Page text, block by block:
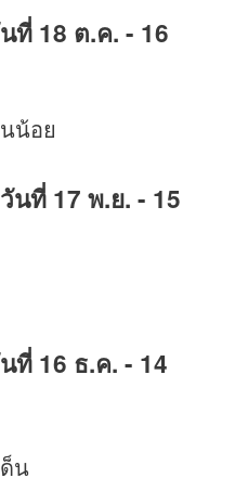
ที่ 18 ต.ค. - 16
น้อย
นที่ 17 พ.ย. - 15
ที่ 16 ธ.ค. - 14
น